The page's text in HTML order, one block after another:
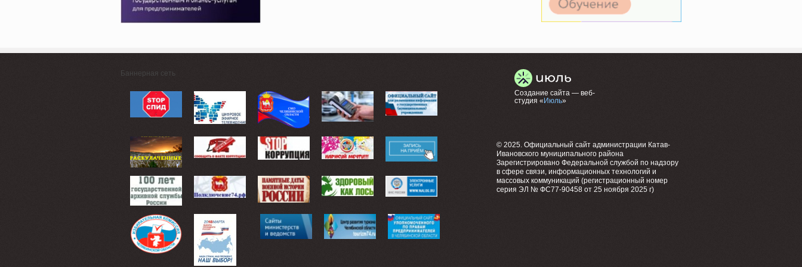
Баннерная сеть
Создание сайта — веб-
студия « Июль»
© 2025. Официальный сайт администрации Катав-
Ивановского муниципального района
Зарегистрировано Федеральной службой по надзору
в сфере связи, информационных технологий и
массовых коммуникаций (регистрационный номер
серия ЭЛ № ФС77-90458 от 25 ноября 2025 г)